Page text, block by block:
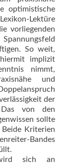
optimistische
Lektüre
vorliegenden
So weit,
implizit
nimmt,
und
der
Das von den
sollte
Kriterien
Bandes
sich an